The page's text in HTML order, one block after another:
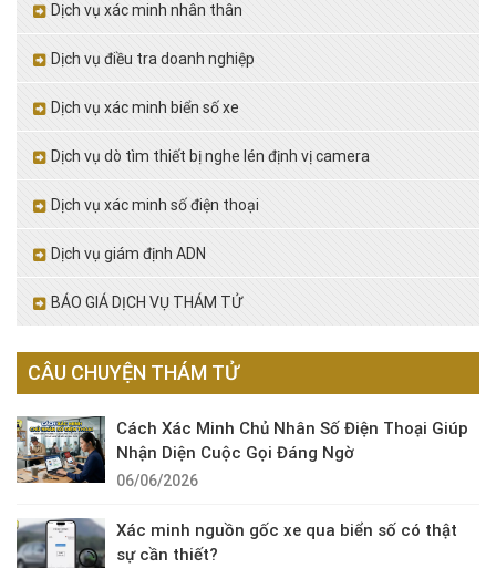
Dịch vụ xác minh nhân thân
Dịch vụ điều tra doanh nghiệp
Dịch vụ xác minh biển số xe
Dịch vụ dò tìm thiết bị nghe lén định vị camera
Dịch vụ xác minh số điện thoại
Dịch vụ giám định ADN
BÁO GIÁ DỊCH VỤ THÁM TỬ
CÂU CHUYỆN THÁM TỬ
Cách Xác Minh Chủ Nhân Số Điện Thoại Giúp
Nhận Diện Cuộc Gọi Đáng Ngờ
06/06/2026
Xác minh nguồn gốc xe qua biển số có thật
sự cần thiết?